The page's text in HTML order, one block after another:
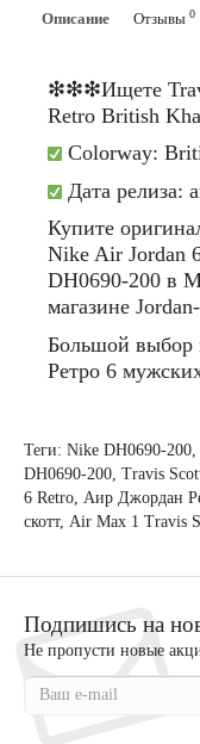
Описание Отзывы 0
❇❇❇Ищете
Retro British
Colorway:
Дата релиза:
Купите
Nike Air Jordan
DH0690-200 в
магазине
Большой выбор
Ретро 6
Теги: Nike DH0690-200,
DH0690-200, Travis
6 Retro, Аир Джордан
скотт, Air Max 1 Travis
Подпишись на
Не пропусти новые